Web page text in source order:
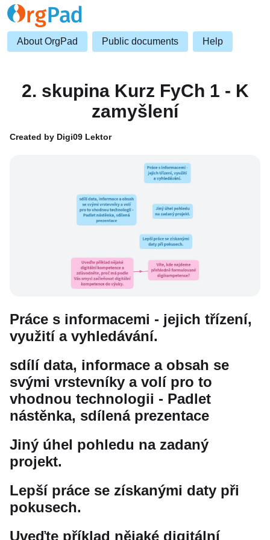
About OrgPad Public documents Help
2. skupina Kurz FyCh 1 - K
zamyšlení
Created by Digi09 Lektor
Práce s informacemi - jejich třízení,
využití a vyhledávání.
sdílí data, informace a obsah se
svými vrstevníky a volí pro to
vhodnou technologii - Padlet
nástěnka, sdílená prezentace
Jiný úhel pohledu na zadaný
projekt.
Lepší práce se získanými daty při
pokusech.
Uveďte příklad nějaké digitální